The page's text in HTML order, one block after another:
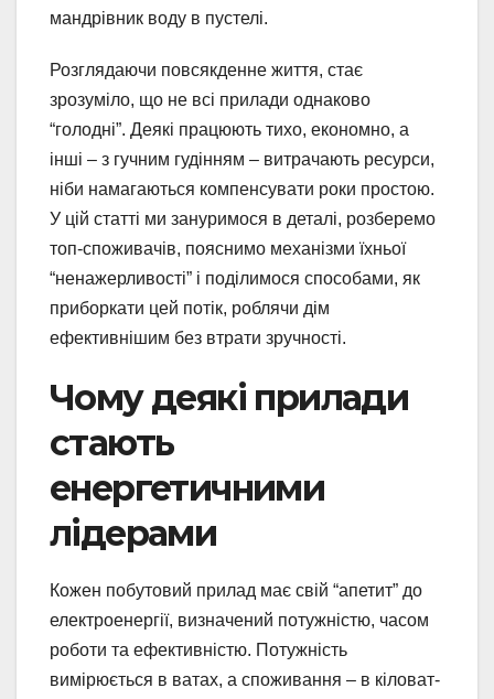
мандрівник воду в пустелі.
Розглядаючи повсякденне життя, стає
зрозуміло, що не всі прилади однаково
“голодні”. Деякі працюють тихо, економно, а
інші – з гучним гудінням – витрачають ресурси,
ніби намагаються компенсувати роки простою.
У цій статті ми зануримося в деталі, розберемо
топ-споживачів, пояснимо механізми їхньої
“ненажерливості” і поділимося способами, як
приборкати цей потік, роблячи дім
ефективнішим без втрати зручності.
Чому деякі прилади
стають
енергетичними
лідерами
Кожен побутовий прилад має свій “апетит” до
електроенергії, визначений потужністю, часом
роботи та ефективністю. Потужність
вимірюється в ватах, а споживання – в кіловат-